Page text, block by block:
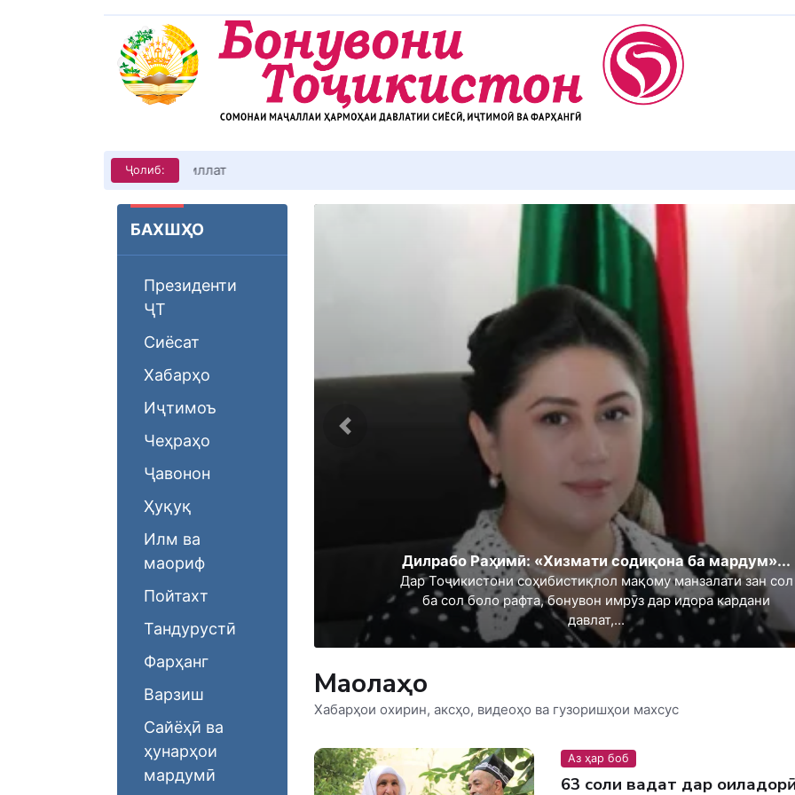
Ҷолиб: КИТОБХОНИРО ДАР ХУД ТАШАККУЛ ДИҲЕМ
БАХШҲО
Президенти
ҶТ
Сиёсат
Хабарҳо
Иҷтимоъ
Чеҳраҳо
Ҷавонон
Ҳуқуқ
Илм ва
маориф
Пойтахт
Тандурустӣ
Фарҳанг
Варзиш
Сайёҳӣ ва
ҳунарҳои
мардумӣ
Дилрабо Раҳимӣ: «Хизмати содиқона ба мардум»...
Дар Тоҷикистони соҳибистиқлол мақому манзалати зан сол
ба сол боло рафта, бонувон имрӯз дар идора кардани
давлат,...
ҷанг нест...»...
оид ба таҳкими сулҳ
Мақолаҳо
Хабарҳои охирин, аксҳо, видеоҳо ва гузоришҳои махсус
Аз ҳар боб
63 соли ваҳдат дар оиладорӣ